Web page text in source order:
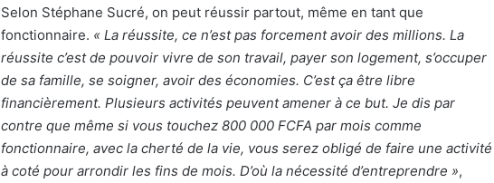
Selon Stéphane Sucré, on peut réussir partout, même en tant que
fonctionnaire. « La réussite, ce n’est pas forcement avoir des millions. La
réussite c’est de pouvoir vivre de son travail, payer son logement, s’occuper
de sa famille, se soigner, avoir des économies. C’est ça être libre
financièrement. Plusieurs activités peuvent amener à ce but. Je dis par
contre que même si vous touchez 800 000 FCFA par mois comme
fonctionnaire, avec la cherté de la vie, vous serez obligé de faire une activité
à coté pour arrondir les fins de mois. D’où la nécessité d’entreprendre »,